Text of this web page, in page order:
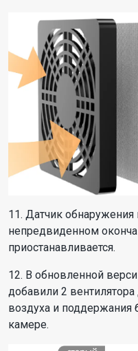
11. Датчик
непредвиденном
приостанавливается.
12. В обновленной
добавили 2
воздуха и поддержания
камере.